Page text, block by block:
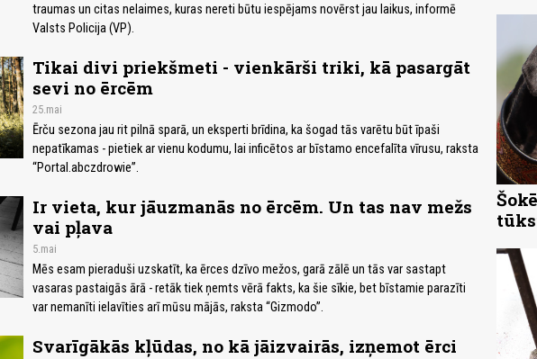
traumas un citas nelaimes, kuras nereti būtu iespējams novērst jau laikus, informē
Valsts Policija (VP).
Tikai divi priekšmeti - vienkārši triki, kā pasargāt
sevi no ērcēm
25.mai
Ērču sezona jau rit pilnā sparā, un eksperti brīdina, ka šogad tās varētu būt īpaši
nepatīkamas - pietiek ar vienu kodumu, lai inficētos ar bīstamo encefalīta vīrusu, raksta
“Portal.abczdrowie”.
Ir vieta, kur jāuzmanās no ērcēm. Un tas nav mežs
vai pļava
5.mai
Mēs esam pieraduši uzskatīt, ka ērces dzīvo mežos, garā zālē un tās var sastapt
vasaras pastaigās ārā - retāk tiek ņemts vērā fakts, ka šie sīkie, bet bīstamie parazīti
var nemanīti ielavīties arī mūsu mājās, raksta “Gizmodo”.
Svarīgākās kļūdas, no kā jāizvairās, izņemot ērci